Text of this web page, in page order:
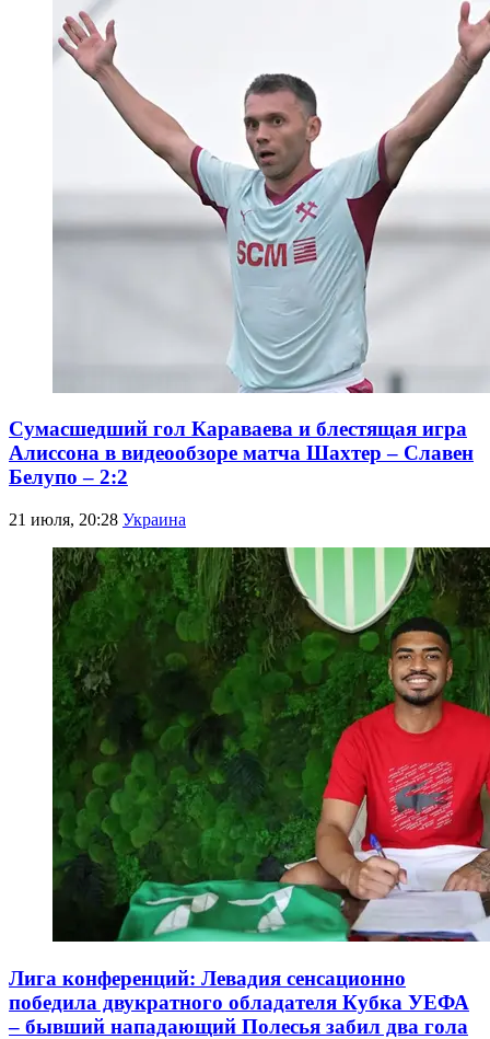
Сумасшедший гол Караваева и блестящая игра
Алиссона в видеообзоре матча Шахтер – Славен
Белупо – 2:2
21 июля, 20:28 Украина
Лига конференций: Левадия сенсационно
победила двукратного обладателя Кубка УЕФА
– бывший нападающий Полесья забил два гола